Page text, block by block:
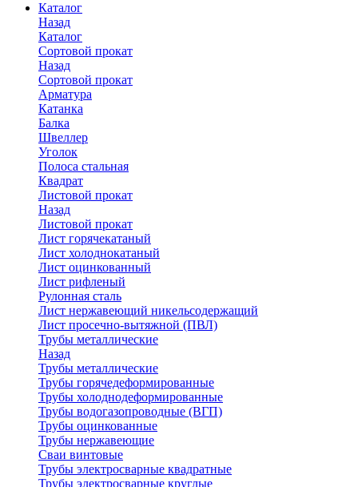
Каталог
Назад
Каталог
Сортовой прокат
Назад
Сортовой прокат
Арматура
Катанка
Балка
Швеллер
Уголок
Полоса стальная
Квадрат
Листовой прокат
Назад
Листовой прокат
Лист горячекатаный
Лист холоднокатаный
Лист оцинкованный
Лист рифленый
Рулонная сталь
Лист нержавеющий никельсодержащий
Лист просечно-вытяжной (ПВЛ)
Трубы металлические
Назад
Трубы металлические
Трубы горячедеформированные
Трубы холоднодеформированные
Трубы водогазопроводные (ВГП)
Трубы оцинкованные
Трубы нержавеющие
Сваи винтовые
Трубы электросварные квадратные
Трубы электросварные круглые